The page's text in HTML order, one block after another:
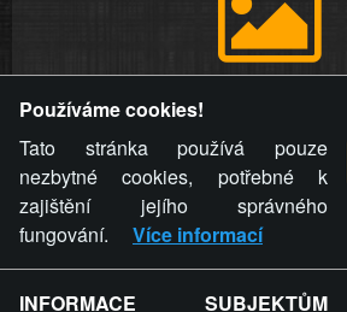
videa a komentáře. Osoba, které se toto
stránky týče, ani osoba, která umístila
stránku, nemůže z důvodu odstranění
komentáře pro výše uvedenou
provozovateli stránky žádný nárok na
nemajetkové újmy.
Používáme cookies!
Tato stránka používá pouze
nezbytné cookies, potřebné k
zajištění jejího správného
fungování.
Více informací
INFORMACE SUBJEKTŮM